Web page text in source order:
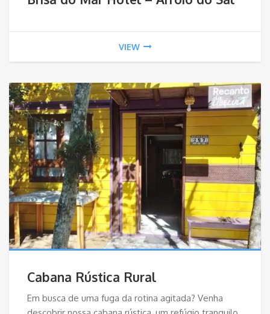
VIEW
Cabana Rústica Rural
Em busca de uma fuga da rotina agitada? Venha